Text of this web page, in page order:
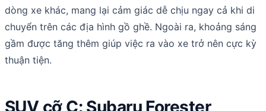
dòng xe khác, mang lại cảm giác dễ chịu ngay cả khi di
chuyển trên các địa hình gồ ghề. Ngoài ra, khoảng sáng
gầm được tăng thêm giúp việc ra vào xe trở nên cực kỳ
thuận tiện.
SUV cỡ C: Subaru Forester